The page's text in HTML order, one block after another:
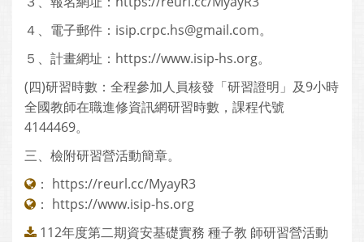
４、電子郵件：isip.crpc.hs@gmail.com。
５、計畫網址：https://www.isip-hs.org。
(四)研習時數：全程參加人員核發「研習證明」及9小時
全國教師在職進修資訊網研習時數，課程代號
4144469。
三、檢附研習營活動簡章。
： https://reurl.cc/MyayR3
： https://www.isip-hs.org
112年度第二期資安基礎實務 種子教 師研習營活動